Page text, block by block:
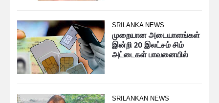
SRILANKA NEWS
முறையான அடையாளங்கள்
இன்றி 20 இலட்சம் சிம்
அட்டைகள் பாவனையில்
SRILANKAN NEWS